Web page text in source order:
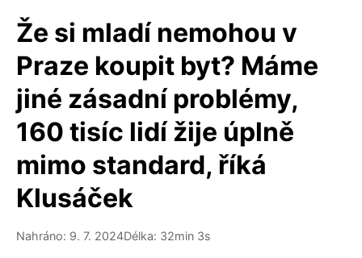
Že si mladí nemohou v
Praze koupit byt? Máme
jiné zásadní problémy,
160 tisíc lidí žije úplně
mimo standard, říká
Klusáček
Nahráno: 9. 7. 2024Délka: 32min 3s